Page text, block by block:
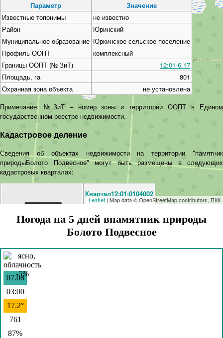
Параметр
Значение
Известные топонимы
не известно
Район
Юринский
Муниципальное образование Юркинское сельское поселение
Профиль ООПТ
комплексный
Границы ООПТ (№ ЗиТ)
12:01-6.17
Площадь, га
801
Охранная зона объекта
не установлена
Примечание: №ЗиТ – номер зоны и территории ООПТ в Едином
государственном реестре недвижимости.
Кадастровое деление
Сведения об объектах недвижимости на территории "памятник
природыБолото Подвесное" могут быть размещены в следующих
кадастровых кварталах:
Квартал12:01:0104002
Участков
ОКС 0 0
Leaflet| Map data © OpenStreetMap contributors, ПКК
Погода на 5 дней впамятник природы
Болото Подвесное
07.08
03:00
17.2°
761
87%